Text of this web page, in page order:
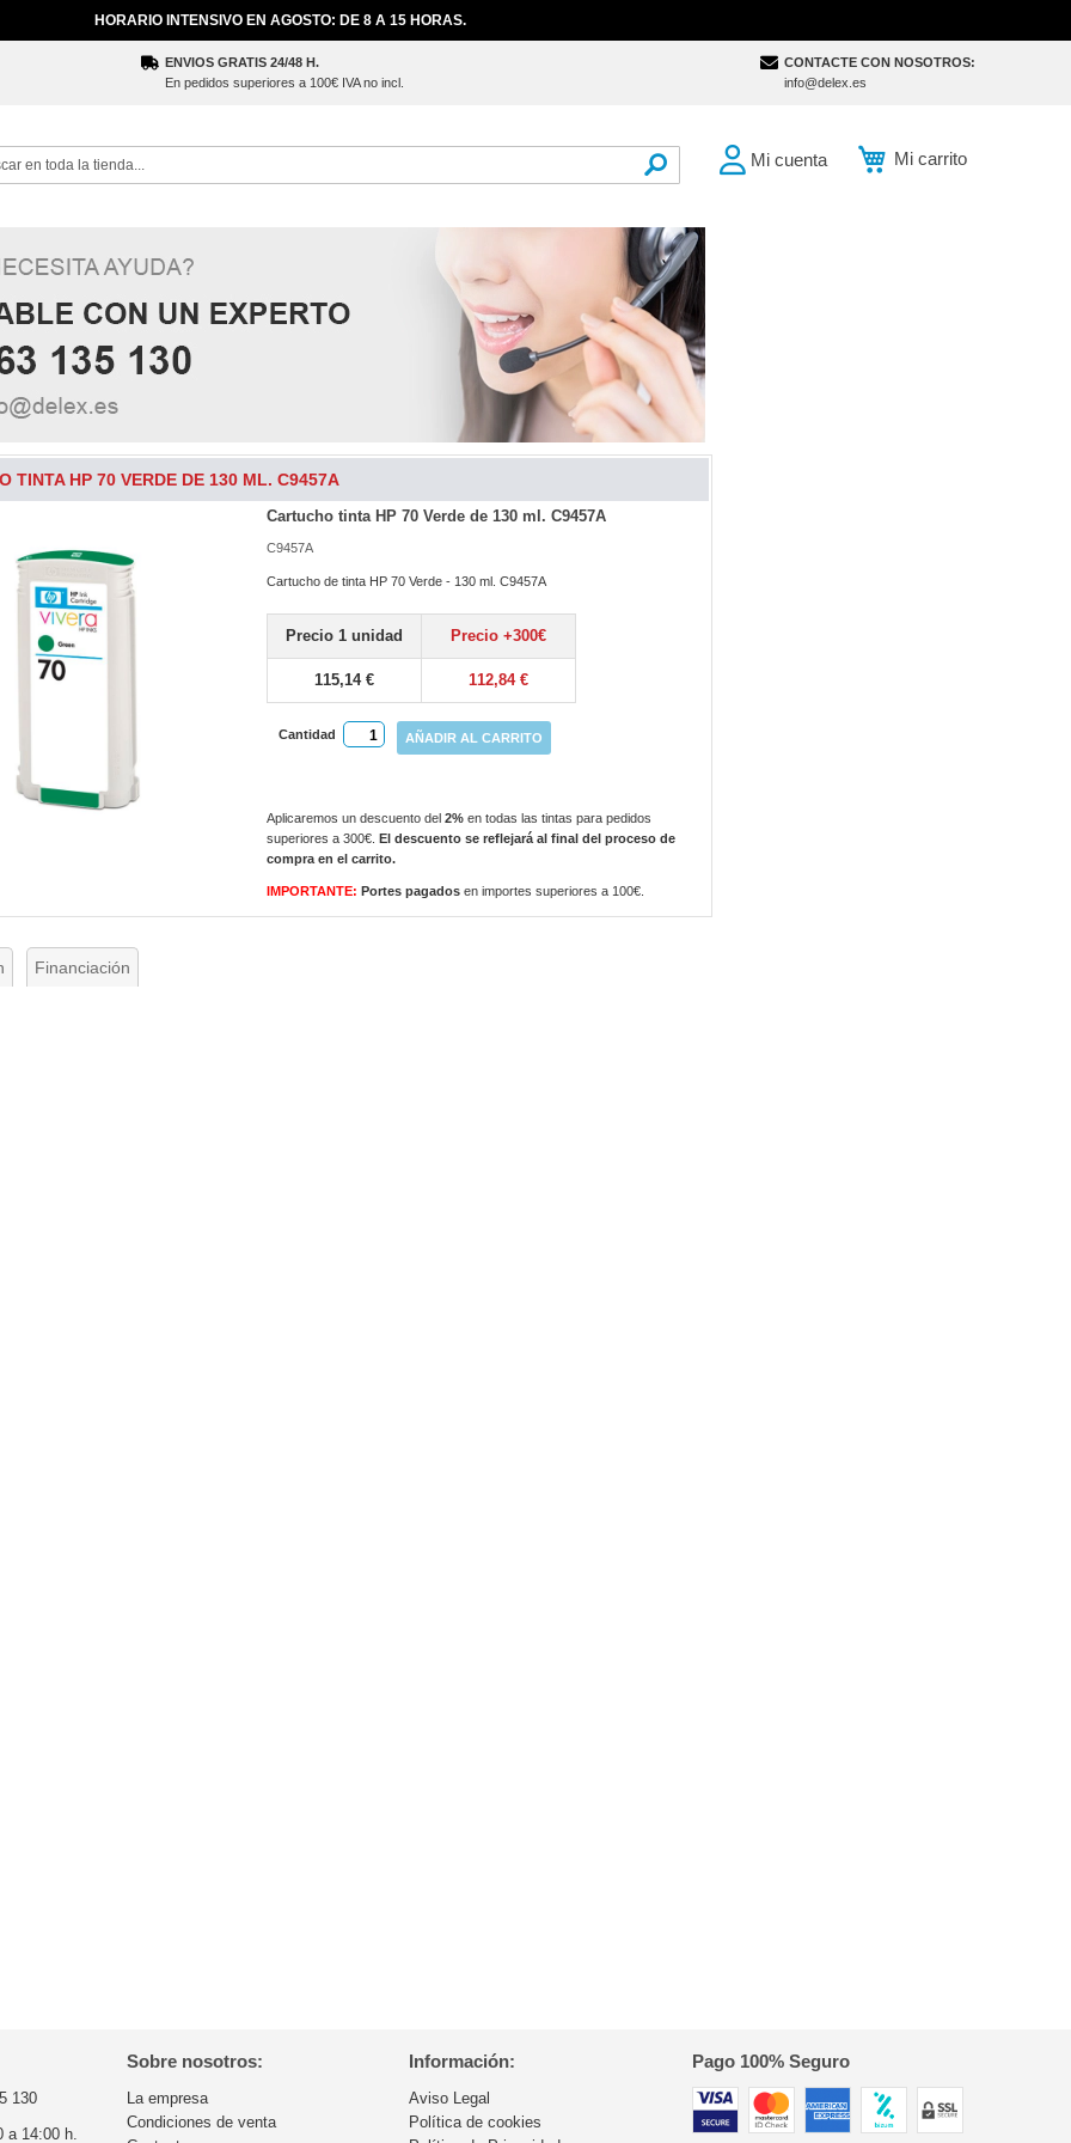
HORARIO INTENSIVO EN AGOSTO: DE 8 A 15 HORAS.
ENVIOS GRATIS 24/48 H.
En pedidos superiores a 100€ IVA no incl.
CONTACTE CON NOSOTROS:
info@delex.es
Mi carrito
Mi cuenta
TINTA HP 70 VERDE DE 130 ML. C9457A
Cartucho tinta HP 70 Verde de 130 ml. C9457A
C9457A
Cartucho de tinta HP 70 Verde - 130 ml. C9457A
Precio 1 unidad Precio +300€
115,14 € 112,84 €
Cantidad AÑADIR AL CARRITO
Aplicaremos un descuento del2% en todas las tintas para pedidos
superiores a 300€.El descuento se reflejará al final del proceso de
compra en el carrito.
IMPORTANTE: Portes pagadosen importes superiores a 100€.
Financiación
130
a 14:00 h.
Sobre nosotros:
La empresa
Condiciones de venta
Información:
Aviso Legal
Política de cookies
Pago 100% Seguro